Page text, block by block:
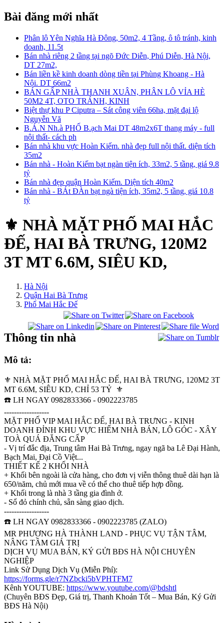
Bài đăng mới nhất
Phân lô Yên Nghĩa Hà Đông, 50m2, 4 Tầng, ô tô tránh, kinh
doanh, 11.5t
Bán nhà riêng 2 tầng tại ngõ Đức Diễn, Phú Diễn, Hà Nội,
DT 27m2,
Bán liền kề kinh doanh dòng tiền tại Phùng Khoang - Hà
Nội. DT 66m2
BÁN GẤP NHÀ THANH XUÂN, PHÂN LÔ VỈA HÈ
50M2 4T, OTO TRÁNH, KINH
Biệt thự khu P Ciputra – Sát công viên 66ha, mặt đại lộ
Nguyễn Vă
B.Á.N Nh.à PHỐ B.ạch Mai DT 48m2x6T thang máy - full
nội thất- cách ph
Bán nhà khu vực Hoàn Kiếm. nhà đẹp full nội thất. diện tích
35m2
Bán nhà - Hoàn Kiếm bạt ngàn tiện ích, 33m2, 5 tầng, giá 9.8
tỷ
Bán nhà đẹp quận Hoàn Kiếm. Diện tích 40m2
Bán nhà - BÁt ĐÀn bạt ngà tiện ích, 35m2, 5 tầng, giá 10.8
tỷ
⚜️ NHÀ MẶT PHỐ MAI HẮC
ĐẾ, HAI BÀ TRƯNG, 120M2
3T MT 6.6M, SIÊU KD,
Hà Nội
Quận Hai Bà Trưng
Phố Mai Hắc Đế
Thông tin nhà
Mô tả:
⚜️ NHÀ MẶT PHỐ MAI HẮC ĐẾ, HAI BÀ TRƯNG, 120M2 3T
MT 6.6M, SIÊU KD, CHỈ 53 TỶ ⚜️
☎️ LH NGAY 0982833366 - 0902223785
------------------
MẶT PHỐ VIP MAI HẮC ĐẾ, HAI BÀ TRƯNG - KINH
DOANH ĐỈNH KHU VỰC HIẾM NHÀ BÁN, LÔ GÓC - XÂY
TOÀ QUÁ ĐẲNG CẤP
- Vị trí đắc địa, Trung tâm Hai Bà Trưng, ngay ngã ba Lê Đại Hành,
Bạch Mai, Đại Cồ Việt...
THIẾT KẾ 2 KHỐI NHÀ
+ Khối bên ngoài là cửa hàng, cho đơn vị viễn thông thuê dài hạn là
650/năm, chủ mới mua về có thể cho thuê tiếp hợp đồng.
+ Khối trong là nhà 3 tầng gia đình ở.
- Sổ đỏ chính chủ, sẵn sàng giao dịch.
------------------
☎️ LH NGAY 0982833366 - 0902223785 (ZALO)
MR PHƯƠNG HÀ THÀNH LAND - PHỤC VỤ TẬN TÂM,
NÂNG TẦM GIÁ TRỊ
DỊCH VỤ MUA BÁN, KÝ GỬI BĐS HÀ NỘI CHUYÊN
NGHIỆP
Link Sử Dụng Dịch Vụ (Miễn Phí):
https://forms.gle/r7NZbcki5bVPHTFM7
Kênh YOUTUBE: https://www.youtube.com/@bdshtl
(Chuyên BĐS Đẹp, Giá trị, Thanh Khoản Tốt – Mua Bán, Ký Gửi
BĐS Hà Nội)